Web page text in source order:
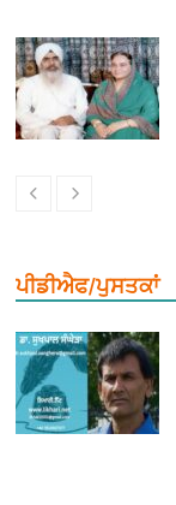
ਪੀਡੀਐਫ/ਪੁਸਤਕਾਂ